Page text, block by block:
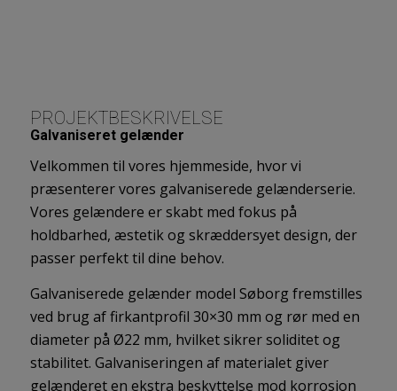
PROJEKTBESKRIVELSE
Galvaniseret gelænder
Velkommen til vores hjemmeside, hvor vi
præsenterer vores galvaniserede gelænderserie.
Vores gelændere er skabt med fokus på
holdbarhed, æstetik og skræddersyet design, der
passer perfekt til dine behov.
Galvaniserede gelænder model Søborg fremstilles
ved brug af firkantprofil 30×30 mm og rør med en
diameter på Ø22 mm, hvilket sikrer soliditet og
stabilitet. Galvaniseringen af materialet giver
gelænderet en ekstra beskyttelse mod korrosion